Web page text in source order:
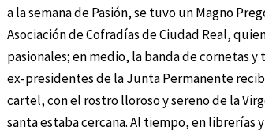
a la semana de Pasión, se tuvo un Magno
Asociación de Cofradías de Ciudad Real,
pasionales; en medio, la banda de cornetas
ex-presidentes de la Junta Permanente
cartel, con el rostro lloroso y sereno de la
santa estaba cercana. Al tiempo, en librerías